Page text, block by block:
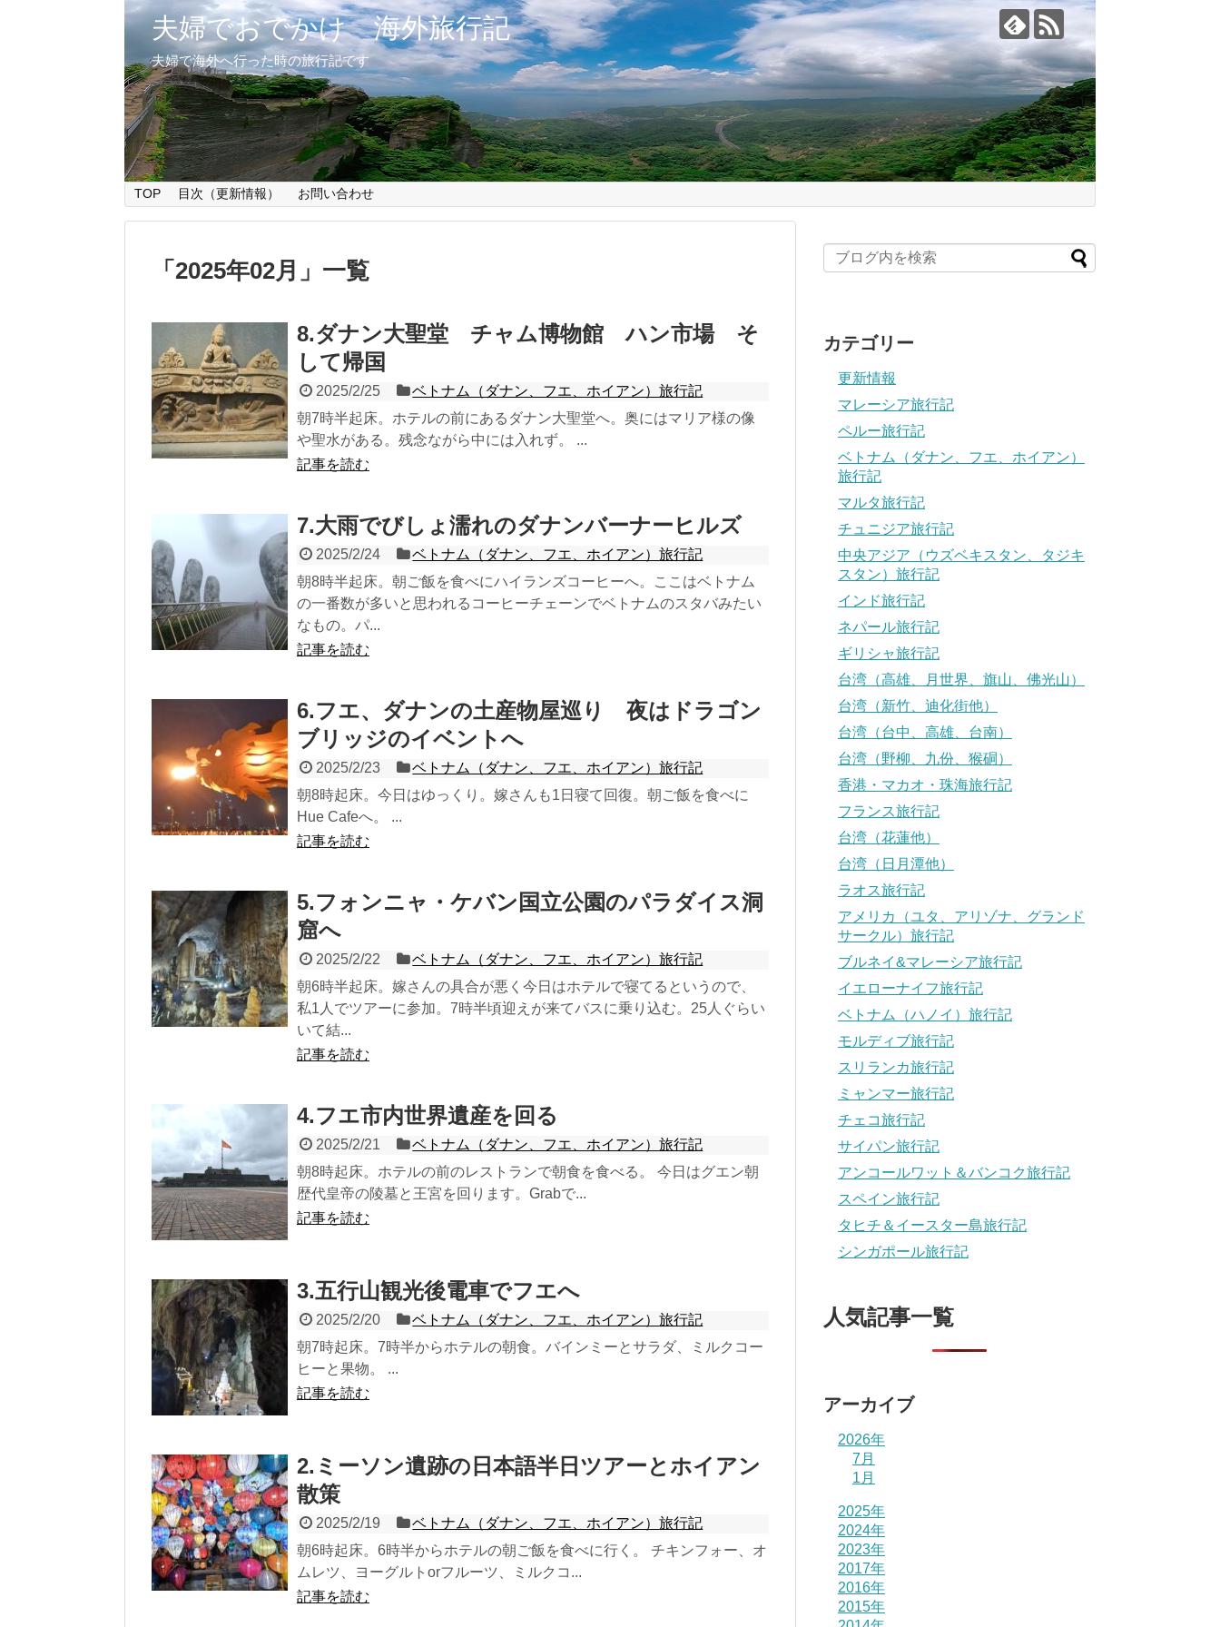
夫婦でおでかけ 海外旅行記
夫婦で海外へ行った時の旅行記です
TOP 目次（更新情報） お問い合わせ
「 2025年02月 」 一覧
8.ダナン大聖堂 チャム博物館 ハン市場 そ
して帰国
2025/2/25
ベトナム（ダナン、フエ、ホイアン）旅行記
朝7時半起床。ホテルの前にあるダナン大聖堂へ。奥にはマリア様の像
や聖水がある。残念ながら中には入れず。 ...
記事を読む
7.大雨でびしょ濡れのダナンバーナーヒルズ
2025/2/24
ベトナム（ダナン、フエ、ホイアン）旅行記
朝8時半起床。朝ご飯を食べにハイランズコーヒーへ。ここはベトナム
の一番数が多いと思われるコーヒーチェーンでベトナムのスタバみたい
なもの。パ...
記事を読む
6.フエ、ダナンの土産物屋巡り 夜はドラゴン
ブリッジのイベントへ
2025/2/23
ベトナム（ダナン、フエ、ホイアン）旅行記
朝8時起床。今日はゆっくり。嫁さんも1日寝て回復。朝ご飯を食べに
Hue Cafeへ。 ...
記事を読む
5.フォンニャ・ケバン国立公園のパラダイス洞
窟へ
2025/2/22
ベトナム（ダナン、フエ、ホイアン）旅行記
朝6時半起床。嫁さんの具合が悪く今日はホテルで寝てるというので、
私1人でツアーに参加。7時半頃迎えが来てバスに乗り込む。25人ぐらい
いて結...
記事を読む
4.フエ市内世界遺産を回る
2025/2/21
ベトナム（ダナン、フエ、ホイアン）旅行記
朝8時起床。ホテルの前のレストランで朝食を食べる。 今日はグエン朝
歴代皇帝の陵墓と王宮を回ります。Grabで...
記事を読む
3.五行山観光後電車でフエへ
2025/2/20
ベトナム（ダナン、フエ、ホイアン）旅行記
朝7時起床。7時半からホテルの朝食。バインミーとサラダ、ミルクコー
ヒーと果物。 ...
記事を読む
2.ミーソン遺跡の日本語半日ツアーとホイアン
散策
2025/2/19
ベトナム（ダナン、フエ、ホイアン）旅行記
朝6時起床。6時半からホテルの朝ご飯を食べに行く。 チキンフォー、オ
ムレツ、ヨーグルトorフルーツ、ミルクコ...
記事を読む
カテゴリー
更新情報
マレーシア旅行記
ペルー旅行記
ベトナム（ダナン、フエ、ホイアン）
旅行記
マルタ旅行記
チュニジア旅行記
中央アジア（ウズベキスタン、タジキ
スタン）旅行記
インド旅行記
ネパール旅行記
ギリシャ旅行記
台湾（高雄、月世界、旗山、佛光山）
台湾（新竹、迪化街他）
台湾（台中、高雄、台南）
台湾（野柳、九份、猴硐）
香港・マカオ・珠海旅行記
フランス旅行記
台湾（花蓮他）
台湾（日月潭他）
ラオス旅行記
アメリカ（ユタ、アリゾナ、グランド
サークル）旅行記
ブルネイ&マレーシア旅行記
イエローナイフ旅行記
ベトナム（ハノイ）旅行記
モルディブ旅行記
スリランカ旅行記
ミャンマー旅行記
チェコ旅行記
サイパン旅行記
アンコールワット＆バンコク旅行記
スペイン旅行記
タヒチ＆イースター島旅行記
シンガポール旅行記
人気記事一覧
アーカイブ
2026年
7月
1月
2025年
2024年
2023年
2017年
2016年
2015年